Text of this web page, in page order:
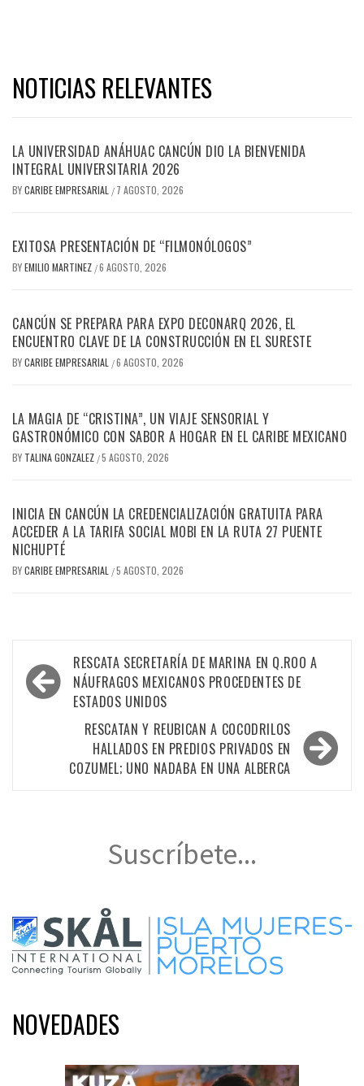
NOTICIAS RELEVANTES
LA UNIVERSIDAD ANÁHUAC CANCÚN DIO LA BIENVENIDA
INTEGRAL UNIVERSITARIA 2026
BYCARIBE EMPRESARIAL / 7 AGOSTO, 2026
EXITOSA PRESENTACIÓN DE “FILMONÓLOGOS”
BYEMILIO MARTINEZ /6 AGOSTO, 2026
CANCÚN SE PREPARA PARA EXPO DECONARQ 2026, EL
ENCUENTRO CLAVE DE LA CONSTRUCCIÓN EN EL SURESTE
BYCARIBE EMPRESARIAL /6 AGOSTO, 2026
LA MAGIA DE “CRISTINA”, UN VIAJE SENSORIAL Y
GASTRONÓMICO CON SABOR A HOGAR EN EL CARIBE MEXICANO
BY TALINA GONZALEZ /5 AGOSTO, 2026
INICIA EN CANCÚN LA CREDENCIALIZACIÓN GRATUITA PARA
ACCEDER A LA TARIFA SOCIAL MOBI EN LA RUTA 27 PUENTE
NICHUPTÉ
BYCARIBE EMPRESARIAL /5 AGOSTO, 2026
Navegación
de
entradas
RESCATA SECRETARÍA DE MARINA EN Q.ROO A
NÁUFRAGOS MEXICANOS PROCEDENTES DE
ESTADOS UNIDOS
RESCATAN Y REUBICAN A COCODRILOS
HALLADOS EN PREDIOS PRIVADOS EN
COZUMEL; UNO NADABA EN UNA ALBERCA
Suscríbete...
NOVEDADES